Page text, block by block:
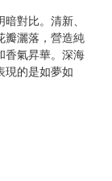
對比。清新、
瓣灑落，營造純
香氣昇華。深海
現的是如夢如